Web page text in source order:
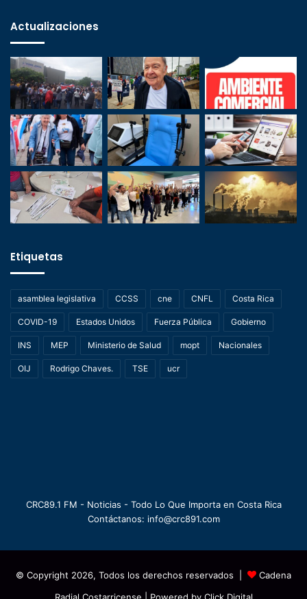
Actualizaciones
Etiquetas
asamblea legislativa CCSS cne CNFL Costa Rica
COVID-19 Estados Unidos Fuerza Pública Gobierno
INS MEP Ministerio de Salud mopt Nacionales
OIJ Rodrigo Chaves. TSE ucr
CRC89.1 FM - Noticias - Todo Lo Que Importa en Costa Rica
Contáctanos: info@crc891.com
© Copyright 2026, Todos los derechos reservados |
Cadena